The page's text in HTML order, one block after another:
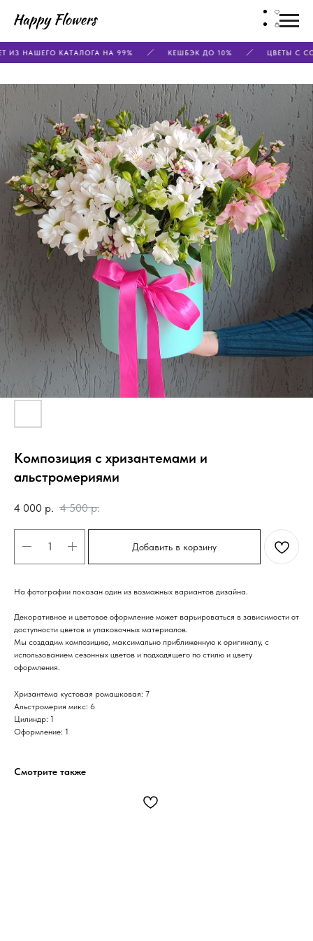
ИЗ НАШЕГО КАТАЛОГА НА 99% КЕШБЭК ДО 10% ЦВЕТЫ С
Композиция с хризантемами и
альстромериями
4 000 р. 4 500 р.
Добавить в корзину
На фотографии показан один из возможных вариантов дизайна.
Декоративное и цветовое оформление может варьироваться в зависимости от
доступности цветов и упаковочных материалов.
Мы создадим композицию, максимально приближенную к оригиналу, с
использованием сезонных цветов и подходящего по стилю и цвету
оформления.
Хризантема кустовая ромашковая: 7
Альстромерия микс: 6
Цилиндр: 1
Оформление: 1
Смотрите также